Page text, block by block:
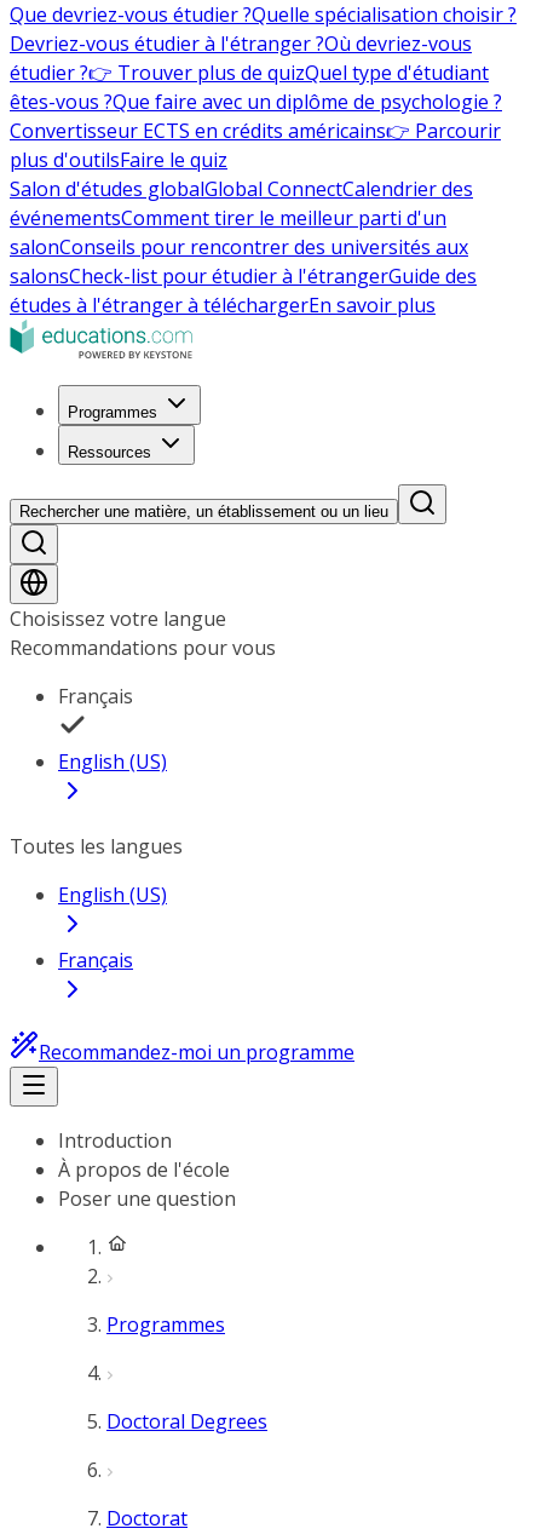
Que devriez-vous étudier ?Quelle spécialisation choisir ?
Devriez-vous étudier à l'étranger ?Où devriez-vous
étudier ?👉 Trouver plus de quizQuel type d'étudiant
êtes-vous ?Que faire avec un diplôme de psychologie ?
Convertisseur ECTS en crédits américains👉 Parcourir
plus d'outilsFaire le quiz
Salon d'études globalGlobal ConnectCalendrier des
événementsComment tirer le meilleur parti d'un
salonConseils pour rencontrer des universités aux
salonsCheck-list pour étudier à l'étrangerGuide des
études à l'étranger à téléchargerEn savoir plus
Programmes
Ressources
Rechercher une matière, un établissement ou un lieu
Choisissez votre langue
Recommandations pour vous
Français
English (US)
Toutes les langues
English (US)
Français
Recommandez-moi un programme
Introduction
À propos de l'école
Poser une question
Programmes
Doctoral Degrees
Doctorat